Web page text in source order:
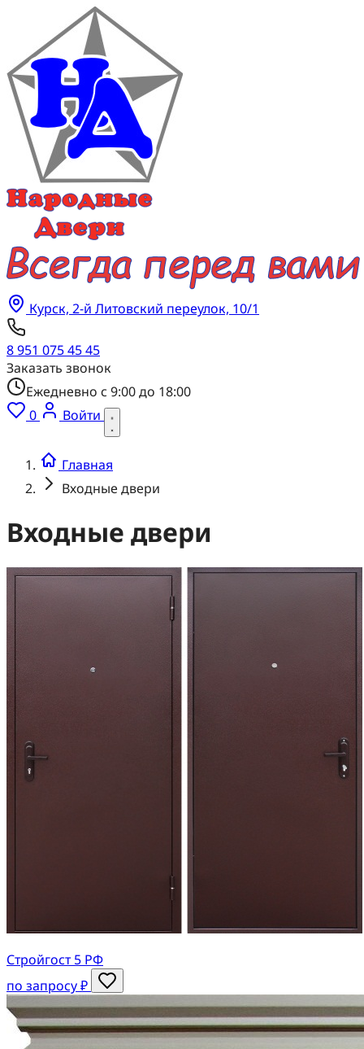
Курск, 2-й Литовский переулок, 10/1
8 951 075 45 45
Заказать звонок
Ежедневно с 9:00 до 18:00
0
Войти
Каталог магазина
Акции
О компании
Покупателю
Наши работы
Адреса салонов
Заказать замер
Главная
Входные двери
Входные двери
Стройгост 5 РФ
по запросу ₽